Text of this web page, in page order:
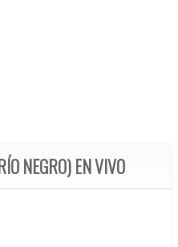
NEGRO) EN VIVO